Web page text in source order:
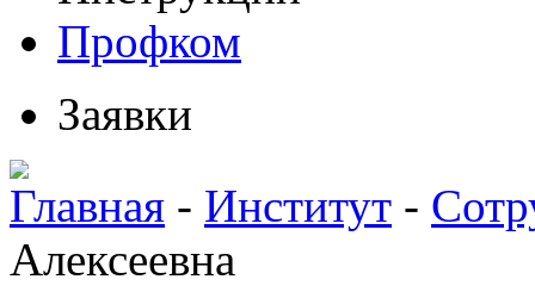
Профком
Заявки
Главная - Институт -
Алексеевна